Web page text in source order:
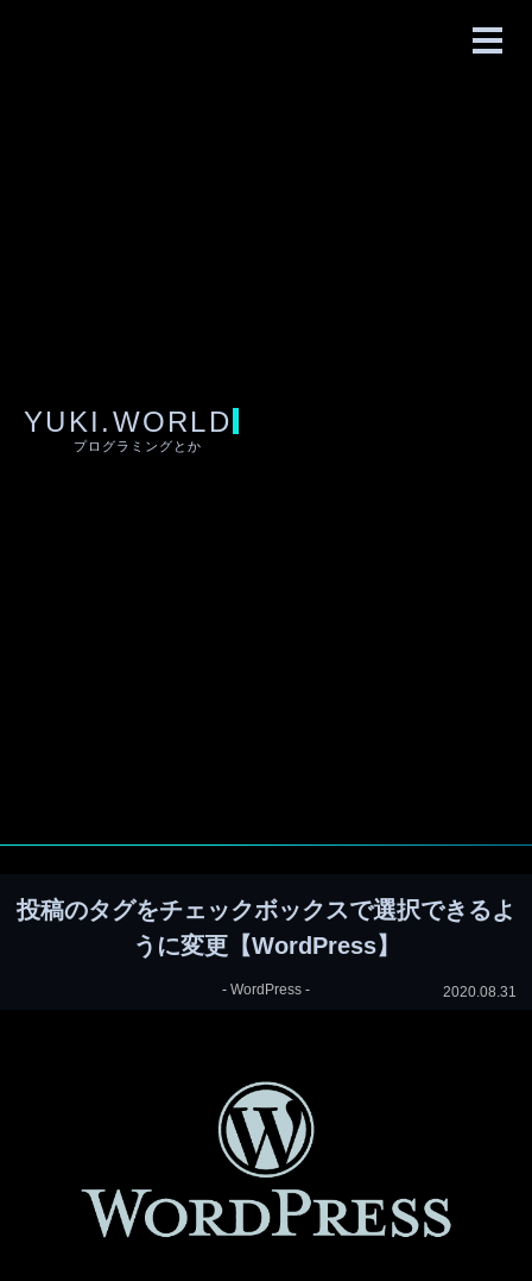
YUKI.WORLD
プログラミングとか
投稿のタグをチェックボックスで選択できるよ
うに変更【WordPress】
- WordPress - 2020.08.31